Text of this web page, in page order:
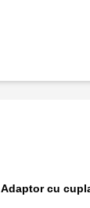
Adaptor cu